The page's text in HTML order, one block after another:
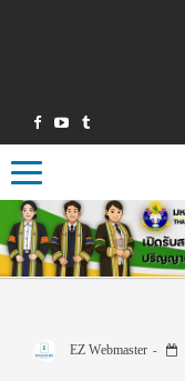
Toggle navigation
EZ Webmaster